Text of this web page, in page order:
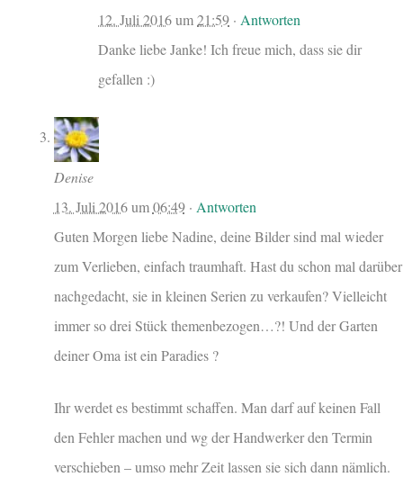
12. Juli 2016um21:59 · Antworten
Danke liebe Janke! Ich freue mich, dass sie dir
gefallen :)
Denise
13. Juli 2016um06:49· Antworten
Guten Morgen liebe Nadine, deine Bilder sind mal wieder
zum Verlieben, einfach traumhaft. Hast du schon mal darüber
nachgedacht, sie in kleinen Serien zu verkaufen? Vielleicht
immer so drei Stück themenbezogen…?! Und der Garten
deiner Oma ist ein Paradies ?
Ihr werdet es bestimmt schaffen. Man darf auf keinen Fall
den Fehler machen und wg der Handwerker den Termin
verschieben – umso mehr Zeit lassen sie sich dann nämlich.